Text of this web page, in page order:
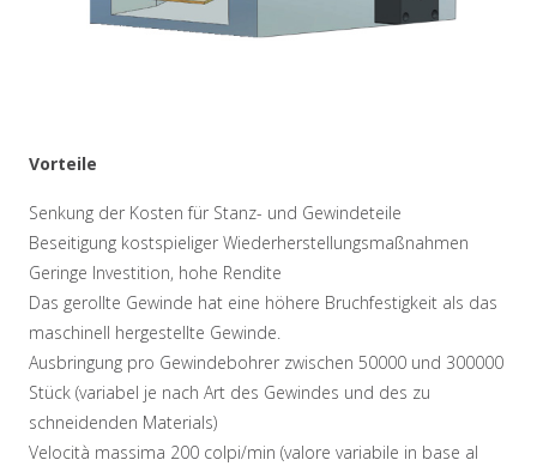
Vorteile
Senkung der Kosten für Stanz- und Gewindeteile
Beseitigung kostspieliger Wiederherstellungsmaßnahmen
Geringe Investition, hohe Rendite
Das gerollte Gewinde hat eine höhere Bruchfestigkeit als das
maschinell hergestellte Gewinde.
Ausbringung pro Gewindebohrer zwischen 50000 und 300000
Stück (variabel je nach Art des Gewindes und des zu
schneidenden Materials)
Velocità massima 200 colpi/min (valore variabile in base al